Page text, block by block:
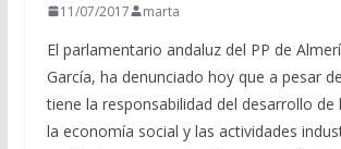
11/07/2017 marta
El parlamentario andaluz del PP de
García, ha denunciado hoy que a pesar
tiene la responsabilidad del desarrollo de
la economía social y las actividades